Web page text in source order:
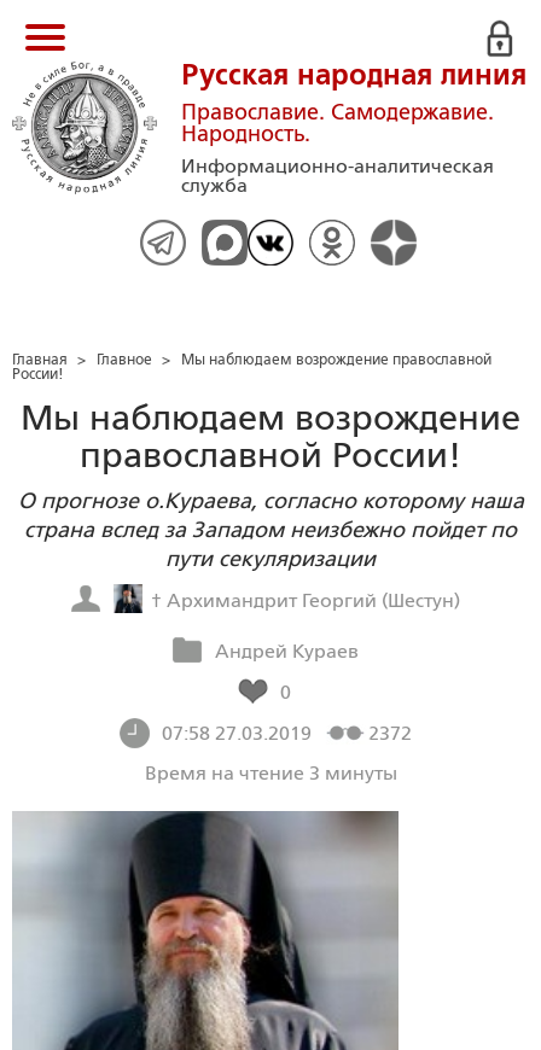
Русская народная линия
Православие. Самодержавие.
Народность.
Информационно-аналитическая
служба
Главная > Главное >
Мы наблюдаем возрождение православной
России!
Мы наблюдаем возрождение
православной России!
О прогнозе о.Кураева, согласно которому наша
страна вслед за Западом неизбежно пойдет по
пути секуляризации
† Архимандрит Георгий (Шестун)
Андрей Кураев
0
07:58 27.03.2019
2372
Время на чтение 3 минуты